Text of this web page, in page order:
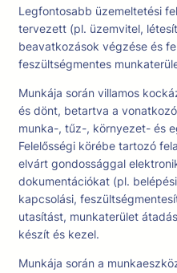
Legfontosabb üzemeltetési
tervezett (pl. üzemvitel,
beavatkozások végzése és
feszültségmentes
Munkája során villamos
és dönt, betartva a
munka-, tűz-, környezet- és
Felelősségi körébe tartozó
elvárt gondossággal
dokumentációkat (pl.
kapcsolási,
utasítást, munkaterület
készít és kezel.
Munkája során a